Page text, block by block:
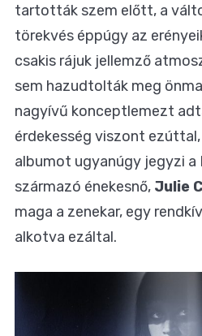
tartották szem előtt, a
törekvés éppúgy az
csakis rájuk jellemző
sem hazudtolták meg
nagyívű konceptlemezt
érdekesség viszont
albumot ugyanúgy jegyzi a
származó énekesnő, Julie
maga a zenekar, egy
alkotva ezáltal.